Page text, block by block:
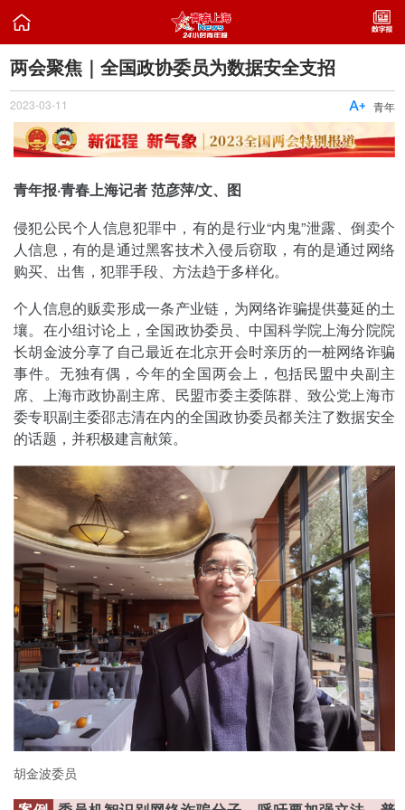

两会聚焦｜全国政协委员为数据安全支招
2023-03-11 青年

青年报·青春上海记者 范彦萍/文、图
侵犯公民个人信息犯罪中，有的是行业“内鬼”泄露、倒卖个
人信息，有的是通过黑客技术入侵后窃取，有的是通过网络
购买、出售，犯罪手段、方法趋于多样化。
个人信息的贩卖形成一条产业链，为网络诈骗提供蔓延的土
壤。在小组讨论上，全国政协委员、中国科学院上海分院院
长胡金波分享了自己最近在北京开会时亲历的一桩网络诈骗
事件。无独有偶，今年的全国两会上，包括民盟中央副主
席、上海市政协副主席、民盟市委主委陈群、致公党上海市
委专职副主委邵志清在内的全国政协委员都关注了数据安全
的话题，并积极建言献策。
胡金波委员